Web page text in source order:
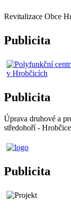
Revitalizace Obce
Publicita
Publicita
Úprava druhové a
středohoří - Hrobčice
Publicita